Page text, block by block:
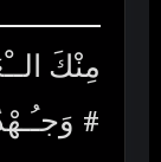
مِنْكَ
#